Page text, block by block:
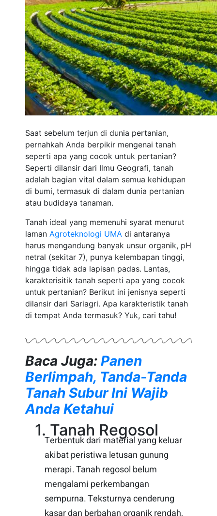
Saat sebelum terjun di dunia pertanian,
pernahkah Anda berpikir mengenai tanah
seperti apa yang cocok untuk pertanian?
Seperti dilansir dari Ilmu Geografi, tanah
adalah bagian vital dalam semua kehidupan
di bumi, termasuk di dalam dunia pertanian
atau budidaya tanaman.
Tanah ideal yang memenuhi syarat menurut
lamanAgroteknologi UMA di antaranya
harus mengandung banyak unsur organik, pH
netral (sekitar 7), punya kelembapan tinggi,
hingga tidak ada lapisan padas. Lantas,
karakterisitik tanah seperti apa yang cocok
untuk pertanian? Berikut ini jenisnya seperti
dilansir dari Sariagri. Apa karakteristik tanah
di tempat Anda termasuk? Yuk, cari tahu!
Baca Juga:Panen
Berlimpah, Tanda-Tanda
Tanah Subur Ini Wajib
Anda Ketahui
1. Tanah Regosol
Terbentuk dari material yang keluar
akibat peristiwa letusan gunung
merapi. Tanah regosol belum
mengalami perkembangan
sempurna. Teksturnya cenderung
kasar dan berbahan organik rendah,